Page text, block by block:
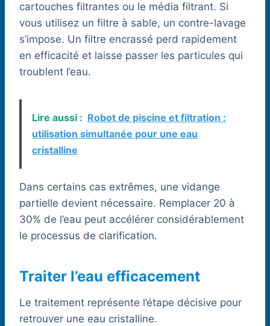
cartouches filtrantes ou le média filtrant. Si
vous utilisez un filtre à sable, un contre-lavage
s’impose. Un filtre encrassé perd rapidement
en efficacité et laisse passer les particules qui
troublent l’eau.
Lire aussi : Robot de piscine et filtration :
utilisation simultanée pour une eau
cristalline
Dans certains cas extrêmes, une vidange
partielle devient nécessaire. Remplacer 20 à
30% de l’eau peut accélérer considérablement
le processus de clarification.
Traiter l’eau efficacement
Le traitement représente l’étape décisive pour
retrouver une eau cristalline.